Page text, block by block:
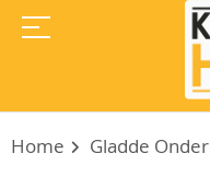
Home Gladde